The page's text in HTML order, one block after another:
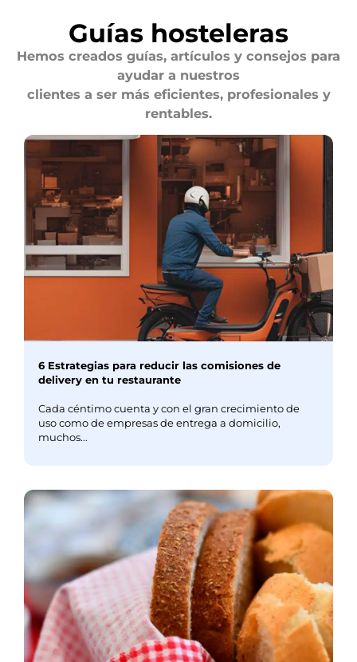
Guías hosteleras
Hemos creados guías, artículos y consejos para
ayudar a nuestros
clientes a ser más eficientes, profesionales y
rentables.
6 Estrategias para reducir las comisiones de
delivery en tu restaurante
Cada céntimo cuenta y con el gran crecimiento de
uso como de empresas de entrega a domicilio,
muchos...